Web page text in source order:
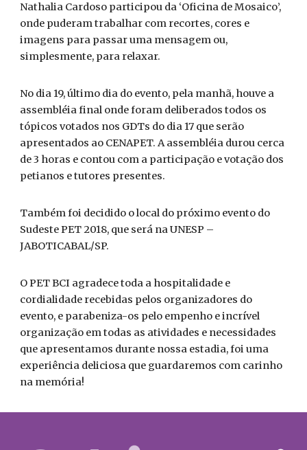
Nathalia Cardoso participou da ‘Oficina de Mosaico’,
onde puderam trabalhar com recortes, cores e
imagens para passar uma mensagem ou,
simplesmente, para relaxar.
No dia 19, último dia do evento, pela manhã, houve a
assembléia final onde foram deliberados todos os
tópicos votados nos GDTs do dia 17 que serão
apresentados ao CENAPET. A assembléia durou cerca
de 3 horas e contou com a participação e votação dos
petianos e tutores presentes.
Também foi decidido o local do próximo evento do
Sudeste PET 2018, que será na UNESP –
JABOTICABAL/SP.
O PET BCI agradece toda a hospitalidade e
cordialidade recebidas pelos organizadores do
evento, e parabeniza-os pelo empenho e incrível
organização em todas as atividades e necessidades
que apresentamos durante nossa estadia, foi uma
experiência deliciosa que guardaremos com carinho
na memória!